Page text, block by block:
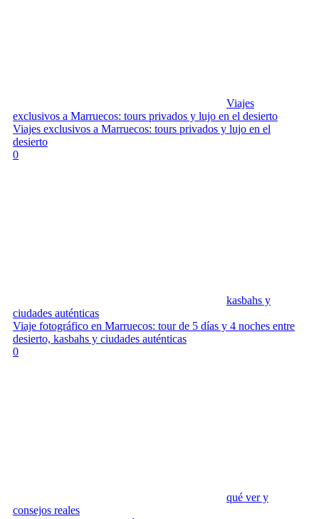
Viajes
exclusivos a Marruecos: tours privados y lujo en el desierto
Viajes exclusivos a Marruecos: tours privados y lujo en el
desierto
0
kasbahs y
ciudades auténticas
Viaje fotográfico en Marruecos: tour de 5 días y 4 noches entre
desierto, kasbahs y ciudades auténticas
0
qué ver y
consejos reales